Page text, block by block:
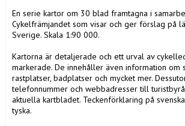
En serie kartor om 30 blad framtagna i
Cykelfrämjandet som visar och ger förslag på
Sverige. Skala 1:90 000.
Kartorna är detaljerade och ett urval av
markerade. De innehåller även information om
rastplatser, badplatser och mycket mer.
telefonnummer och webbadresser till
aktuella kartbladet. Teckenförklaring på
tyska.